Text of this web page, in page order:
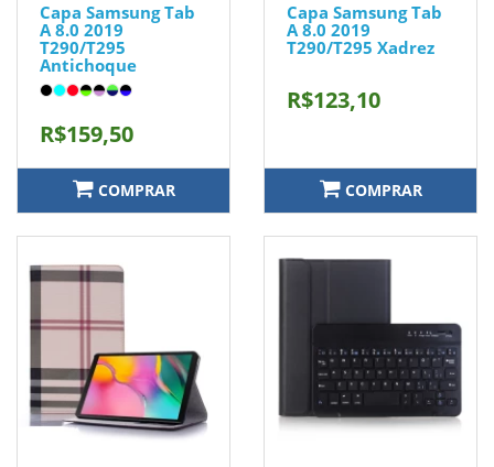
Capa Samsung Tab
A 8.0 2019
T290/T295
Antichoque
R$159,50
COMPRAR
Capa Samsung Tab
A 8.0 2019
T290/T295 Xadrez
R$123,10
COMPRAR